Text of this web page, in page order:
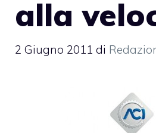
alla
2 Giugno 2011 di